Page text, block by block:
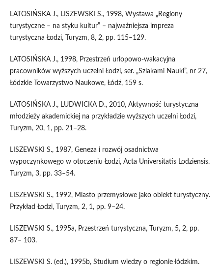
LATOSIŃSKA J., LISZEWSKI S., 1998, Wystawa „Regiony
turystyczne – na styku kultur” – najważniejsza impreza
turystyczna Łodzi, Turyzm, 8, 2, pp. 115–129.
LATOSIŃSKA J., 1998, Przestrzeń urlopowo-wakacyjna
pracowników wyższych uczelni Łodzi, ser. „Szlakami Nauki”, nr 27,
Łódzkie Towarzystwo Naukowe, Łódź, 159 s.
LATOSIŃSKA J., LUDWICKA D., 2010, Aktywność turystyczna
młodzieży akademickiej na przykładzie wyższych uczelni Łodzi,
Turyzm, 20, 1, pp. 21–28.
LISZEWSKI S., 1987, Geneza i rozwój osadnictwa
wypoczynkowego w otoczeniu Łodzi, Acta Universitatis Lodziensis.
Turyzm, 3, pp. 33–54.
LISZEWSKI S., 1992, Miasto przemysłowe jako obiekt turystyczny.
Przykład Łodzi, Turyzm, 2, 1, pp. 9–24.
LISZEWSKI S., 1995a, Przestrzeń turystyczna, Turyzm, 5, 2, pp.
87– 103.
LISZEWSKI S. (ed.), 1995b, Studium wiedzy o regionie łódzkim.